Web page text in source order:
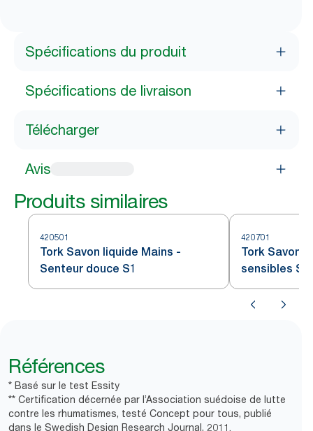
Spécifications du produit
Spécifications de livraison
Télécharger
Avis
Produits similaires
420501
Tork Savon liquide Mains -
Senteur douce S1
420701
Tork Savon
sensibles S1
Références
* Basé sur le test Essity
** Certification décernée par l’Association suédoise de lutte
contre les rhumatismes, testé Concept pour tous, publié
dans le Swedish Design Research Journal, 2011.